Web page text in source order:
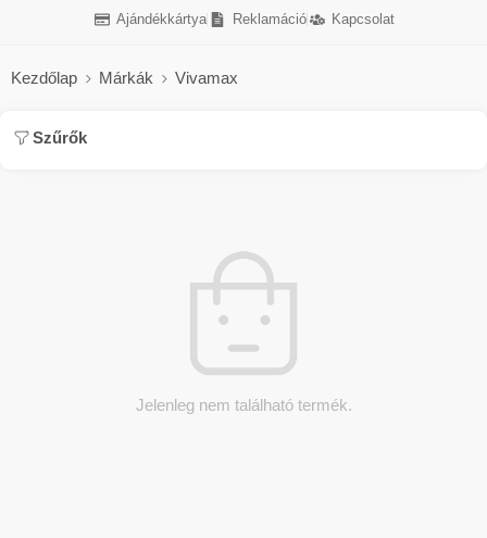
Ajándékkártya Reklamáció Kapcsolat
Kezdőlap Márkák Vivamax
Szűrők
Jelenleg nem található termék.